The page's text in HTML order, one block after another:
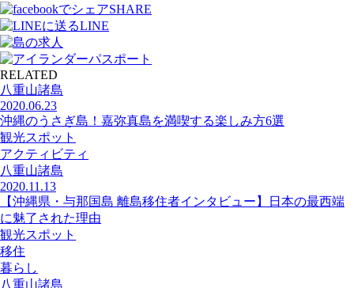
SHARE
LINE
RELATED
八重山諸島
2020.06.23
沖縄のうさぎ島！嘉弥真島を満喫する楽しみ方6選
観光スポット
アクティビティ
八重山諸島
2020.11.13
【沖縄県・与那国島 離島移住者インタビュー】日本の最西端
に魅了された理由
観光スポット
移住
暮らし
八重山諸島